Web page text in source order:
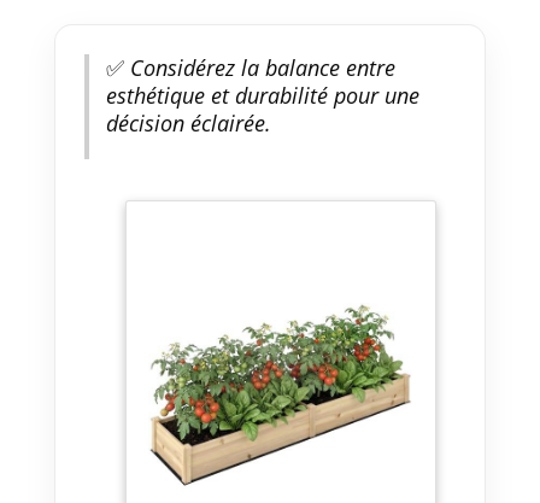
✅Considérez la balance entre
esthétique et durabilité pour une
décision éclairée.